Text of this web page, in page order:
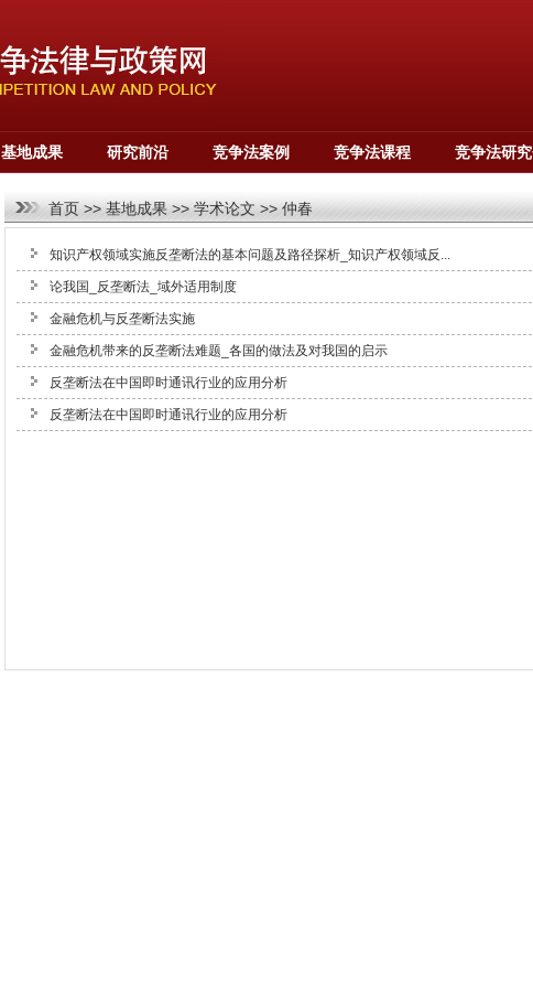
基地成果 研究前沿 竞争法案例 竞争法课程 竞争法研
首页>>基地成果>>学术论文>>仲春
知识产权领域实施反垄断法的基本问题及路径探析_知识产权领域反...
论我国_反垄断法_域外适用制度
金融危机与反垄断法实施
金融危机带来的反垄断法难题_各国的做法及对我国的启示
反垄断法在中国即时通讯行业的应用分析
反垄断法在中国即时通讯行业的应用分析